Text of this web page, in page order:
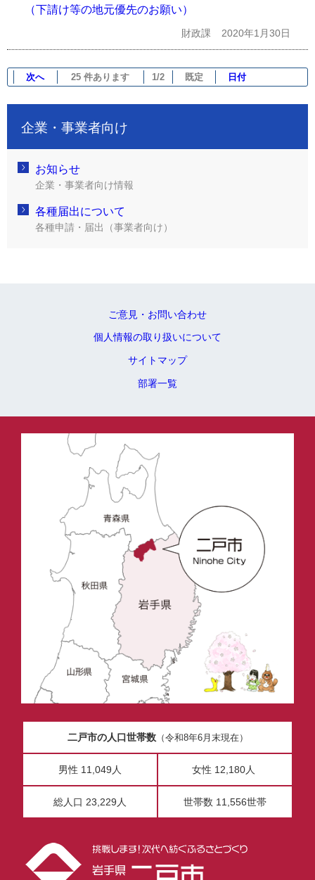
（下請け等の地元優先のお願い）
財政課 2020年1月30日
次へ 25 件あります 1/2 既定 日付
企業・事業者向け
お知らせ
企業・事業者向け情報
各種届出について
各種申請・届出（事業者向け）
ご意見・お問い合わせ
個人情報の取り扱いについて
サイトマップ
部署一覧
二戸市の人口世帯数（令和8年6月末現在）
男性 11,049人 女性 12,180人
総人口 23,229人 世帯数 11,556世帯